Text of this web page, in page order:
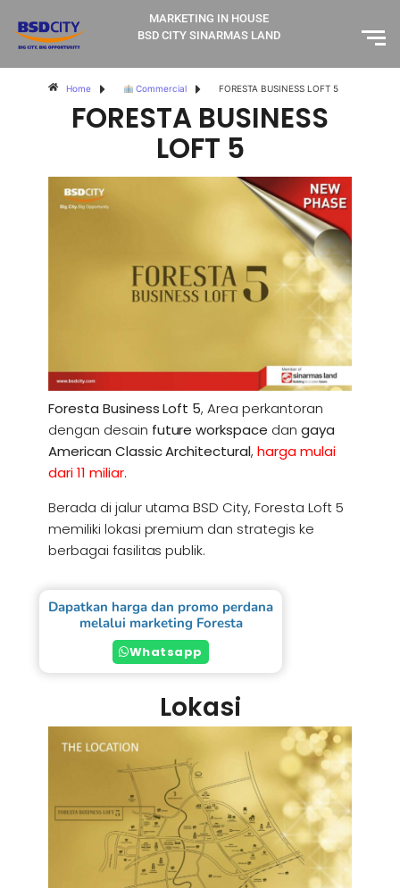
MARKETING IN HOUSE
BSD CITY SINARMAS LAND
Home Commercial FORESTA BUSINESS LOFT 5
FORESTA BUSINESS
LOFT 5
Foresta Business Loft 5, Area perkantoran
dengan desain future workspace dan gaya
American Classic Architectural,harga mulai
dari 11 miliar.
Berada di jalur utama BSD City, Foresta Loft 5
memiliki lokasi premium dan strategis ke
berbagai fasilitas publik.
Dapatkan harga dan promo perdana
melalui marketing Foresta
Whatsapp
Lokasi